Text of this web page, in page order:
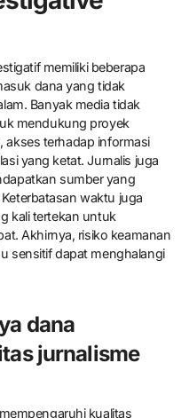
memiliki beberapa
dana yang tidak
Banyak media tidak
mendukung proyek
akses terhadap informasi
yang ketat. Jurnalis juga
sumber yang
waktu juga
kali tertekan untuk
Akhirnya, risiko keamanan
sensitif dapat menghalangi
dana
jurnalisme
kualitas